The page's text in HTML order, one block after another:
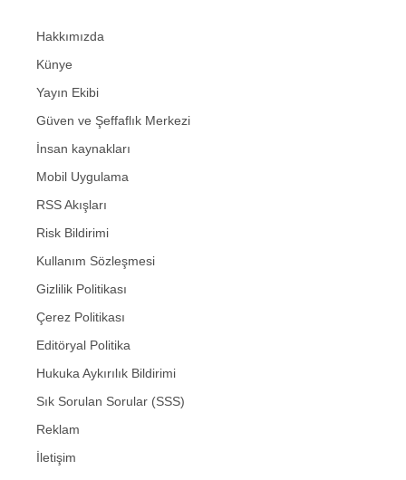
Hakkımızda
Künye
Yayın Ekibi
Güven ve Şeffaflık Merkezi
İnsan kaynakları
Mobil Uygulama
RSS Akışları
Risk Bildirimi
Kullanım Sözleşmesi
Gizlilik Politikası
Çerez Politikası
Editöryal Politika
Hukuka Aykırılık Bildirimi
Sık Sorulan Sorular (SSS)
Reklam
İletişim